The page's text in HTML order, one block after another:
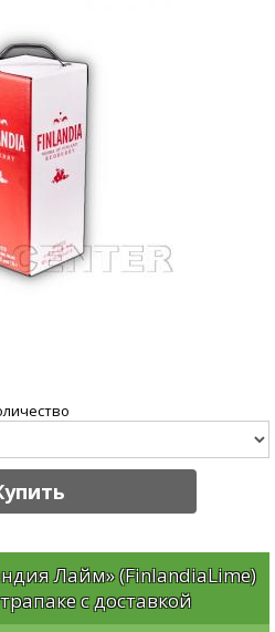
Лайм» (FinlandiaLime)
с доставкой